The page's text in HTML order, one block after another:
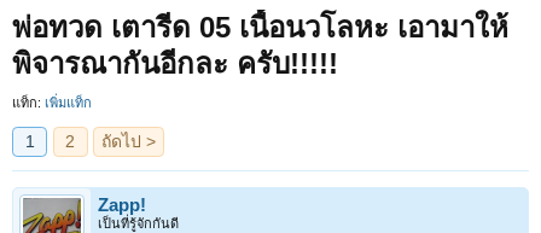
พ่อทวด เตารีด 05 เนื้อนวโลหะ เอามาให้
พิจารณากันอีกละ ครับ!!!!!
แท็ก: เพิ่มแท็ก
1 2 ถัดไป >
Zapp!
เป็นที่รู้จักกันดี